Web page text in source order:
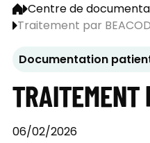
Centre de
Traitement par
Documentation
TRAITEMENT
06/02/2026